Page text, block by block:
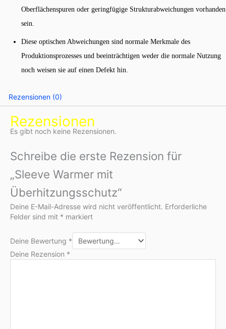
Oberflächenspuren oder geringfügige Strukturabweichungen vorhanden
sein.
Diese optischen Abweichungen sind normale Merkmale des
Produktionsprozesses und beeinträchtigen weder die normale Nutzung
noch weisen sie auf einen Defekt hin.
Rezensionen (0)
Rezensionen
Es gibt noch keine Rezensionen.
Schreibe die erste Rezension für
„Sleeve Warmer mit
Überhitzungsschutz“
Deine E-Mail-Adresse wird nicht veröffentlicht. Erforderliche
Felder sind mit * markiert
Deine Bewertung *
Deine Rezension *